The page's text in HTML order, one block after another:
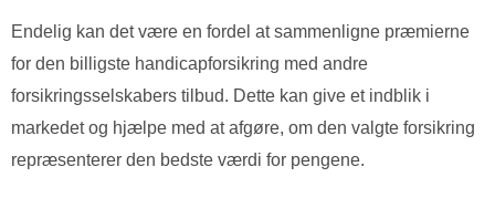
Endelig kan det være en fordel at sammenligne præmierne
for den billigste handicapforsikring med andre
forsikringsselskabers tilbud. Dette kan give et indblik i
markedet og hjælpe med at afgøre, om den valgte forsikring
repræsenterer den bedste værdi for pengene.